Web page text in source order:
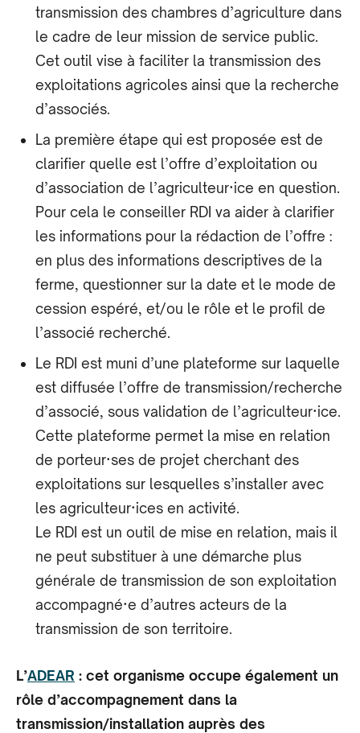
transmission des chambres d’agriculture dans
le cadre de leur mission de service public.
Cet outil vise à faciliter la transmission des
exploitations agricoles ainsi que la recherche
d’associés.
La première étape qui est proposée est de
clarifier quelle est l’offre d’exploitation ou
d’association de l’agriculteur·ice en question.
Pour cela le conseiller RDI va aider à clarifier
les informations pour la rédaction de l’offre :
en plus des informations descriptives de la
ferme, questionner sur la date et le mode de
cession espéré, et/ou le rôle et le profil de
l’associé recherché.
Le RDI est muni d’une plateforme sur laquelle
est diffusée l’offre de transmission/recherche
d’associé, sous validation de l’agriculteur·ice.
Cette plateforme permet la mise en relation
de porteur·ses de projet cherchant des
exploitations sur lesquelles s’installer avec
les agriculteur·ices en activité.
Le RDI est un outil de mise en relation, mais il
ne peut substituer à une démarche plus
générale de transmission de son exploitation
accompagné·e d’autres acteurs de la
transmission de son territoire.
L’ADEAR : cet organisme occupe également un
rôle d’accompagnement dans la
transmission/installation auprès des